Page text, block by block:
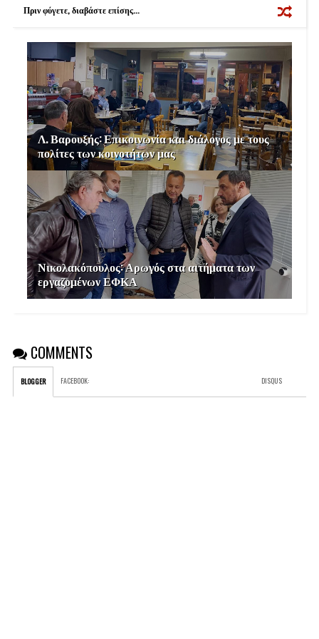
Πριν φύγετε, διαβάστε επίσης...
Λ. Βαρουξής: Επικοινωνία και διάλογος με τους
πολίτες των κοινοτήτων μας
Νικολακόπουλος: Αρωγός στα αιτήματα των
εργαζομένων ΕΦΚΑ
COMMENTS
BLOGGER FACEBOOK: DISQUS